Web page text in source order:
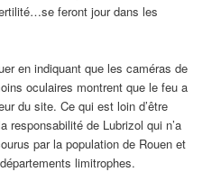
feront jour dans les
en indiquant que les caméras de
oculaires montrent que le feu a
du site. Ce qui est loin d’être
responsabilité de Lubrizol qui n’a
par la population de Rouen et
limitrophes.